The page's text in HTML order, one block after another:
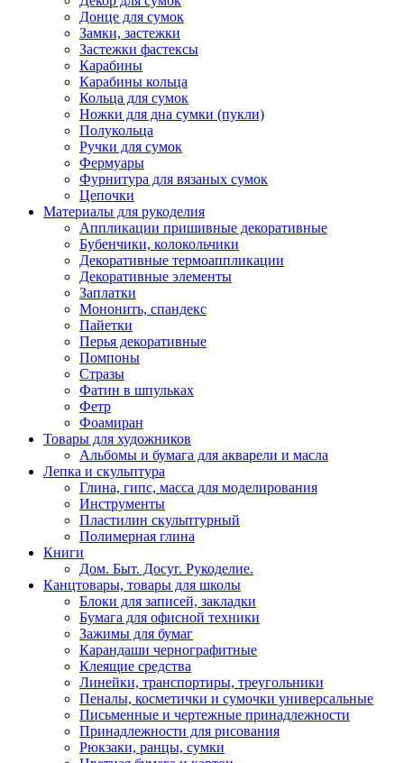
Донце для сумок
Замки, застежки
Застежки фастексы
Карабины
Карабины кольца
Кольца для сумок
Ножки для дна сумки (пукли)
Полукольца
Ручки для сумок
Фермуары
Фурнитура для вязаных сумок
Цепочки
Материалы для рукоделия
Аппликации пришивные декоративные
Бубенчики, колокольчики
Декоративные термоаппликации
Декоративные элементы
Заплатки
Мононить, спандекс
Пайетки
Перья декоративные
Помпоны
Стразы
Фатин в шпульках
Фетр
Фоамиран
Товары для художников
Альбомы и бумага для акварели и масла
Лепка и скульптура
Глина, гипс, масса для моделирования
Инструменты
Пластилин скульптурный
Полимерная глина
Книги
Дом. Быт. Досуг. Рукоделие.
Канцтовары, товары для школы
Блоки для записей, закладки
Бумага для офисной техники
Зажимы для бумаг
Карандаши чернографитные
Клеящие средства
Линейки, транспортиры, треугольники
Пеналы, косметички и сумочки универсальные
Письменные и чертежные принадлежности
Принадлежности для рисования
Рюкзаки, ранцы, сумки